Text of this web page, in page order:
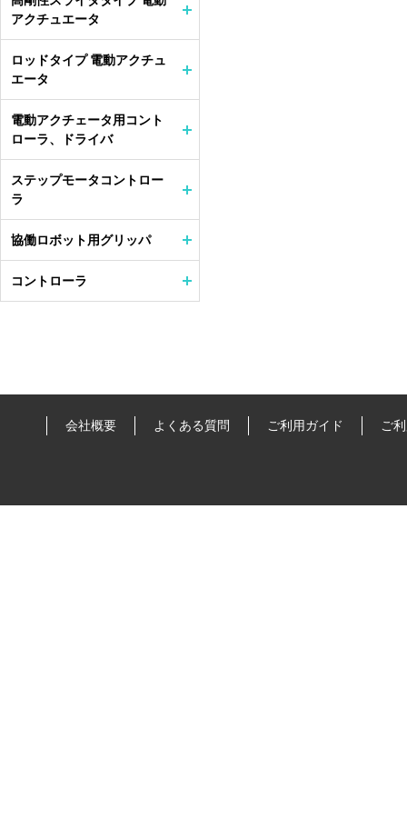
アクチュエータ
ロッドタイプ 電動アクチュ
エータ
電動アクチェータ用コント
ローラ、ドライバ
ステップモータコントロー
ラ
協働ロボット用グリッパ
コントローラ
会社概要 よくある質問 ご利用ガイド ご